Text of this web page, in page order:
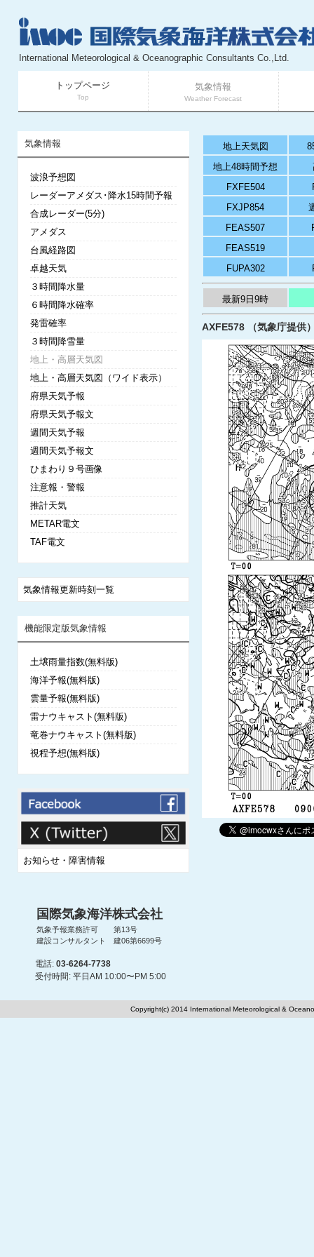
International Meteorological & Oceanographic Consultants Co.,Ltd.
トップページ
Top
気象情報
Weather Forecast
地上天気図
地上48時間予想
FXFE504
FXJP854
FEAS507
FEAS519
FUPA302
最新9日9時
AXFE578 （気象庁提供
気象情報
波浪予想図
レーダーアメダス･降水15時間予報
合成レーダー(5分)
アメダス
台風経路図
卓越天気
３時間降水量
６時間降水確率
発雷確率
３時間降雪量
地上・高層天気図
地上・高層天気図（ワイド表示）
府県天気予報
府県天気予報文
週間天気予報
週間天気予報文
ひまわり９号画像
注意報・警報
推計天気
METAR電文
TAF電文
気象情報更新時刻一覧
機能限定版気象情報
土壌雨量指数(無料版)
海洋予報(無料版)
雲量予報(無料版)
雷ナウキャスト(無料版)
竜巻ナウキャスト(無料版)
視程予想(無料版)
お知らせ・障害情報
国際気象海洋株式会社
気象予報業務許可 第13号
建設コンサルタント 建06第6699号
電話: 03-6264-7738
受付時間: 平日AM 10:00〜PM 5:00
Copyright(c) 2014 International Meteorological &